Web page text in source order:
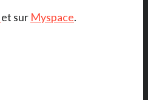
et sur Myspace.